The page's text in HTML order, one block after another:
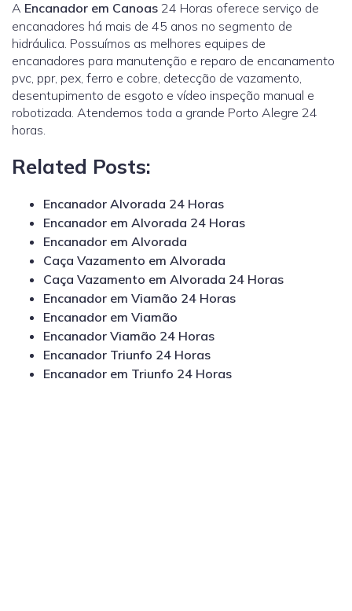
A Encanador em Canoas 24 Horas oferece serviço de
encanadores há mais de 45 anos no segmento de
hidráulica. Possuímos as melhores equipes de
encanadores para manutenção e reparo de encanamento
pvc, ppr, pex, ferro e cobre, detecção de vazamento,
desentupimento de esgoto e vídeo inspeção manual e
robotizada. Atendemos toda a grande Porto Alegre 24
horas.
Related Posts:
Encanador Alvorada 24 Horas
Encanador em Alvorada 24 Horas
Encanador em Alvorada
Caça Vazamento em Alvorada
Caça Vazamento em Alvorada 24 Horas
Encanador em Viamão 24 Horas
Encanador em Viamão
Encanador Viamão 24 Horas
Encanador Triunfo 24 Horas
Encanador em Triunfo 24 Horas